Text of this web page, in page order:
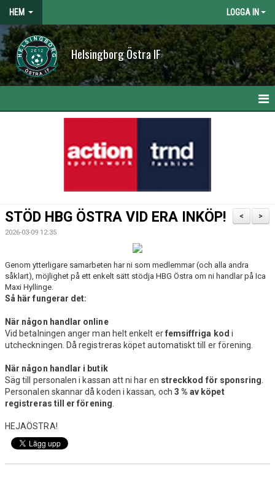
HEM LOGGA IN
Helsingborg Östra IF
KALENDER
DOKUMENT
MATCHER
STYRELSE
>
<
STÖD HBG ÖSTRA VID ERA INKÖP!
2026-03-09 12:35
Genom ytterligare samarbeten har ni som medlemmar (och alla andra
såklart), möjlighet på ett enkelt sätt stödja HBG Östra om ni handlar på Ica
Maxi Hyllinge.
Så här fungerar det:
När någon handlar online
Vid betalningen anger man helt enkelt erfemsiffriga kod i
utcheckningen. Då registreras köpet automatiskt till er förening.
När någon handlar i butik
Säg till personalen i kassan att ni har en streckkod för sponsring
Personalen skannar då koden i kassan, och 3 % av köpet
registreras till er förening
HEJAÖSTRA!